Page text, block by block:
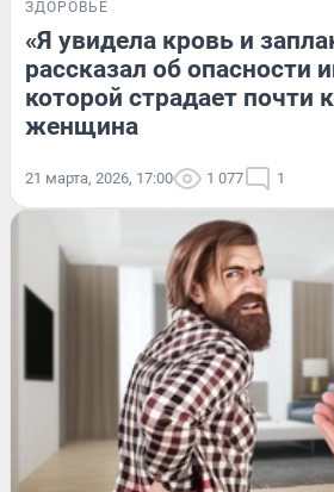
ЗДОРОВЬЕ
«Я увидела кровь и
рассказал об опасности
которой страдает почти
женщина
21 марта, 2026, 17:00 1 077 1